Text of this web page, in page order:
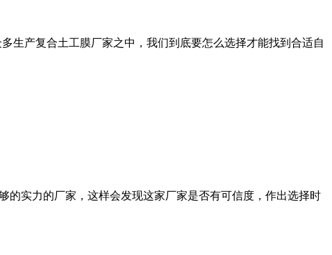
生产复合土工膜厂家之中，我们到底要怎么选择才能找到合适自
的实力的厂家，这样会发现这家厂家是否有可信度，作出选择时